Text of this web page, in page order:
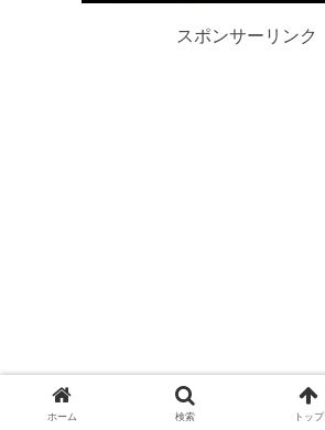
スポンサーリンク
ホーム 検索 トップ